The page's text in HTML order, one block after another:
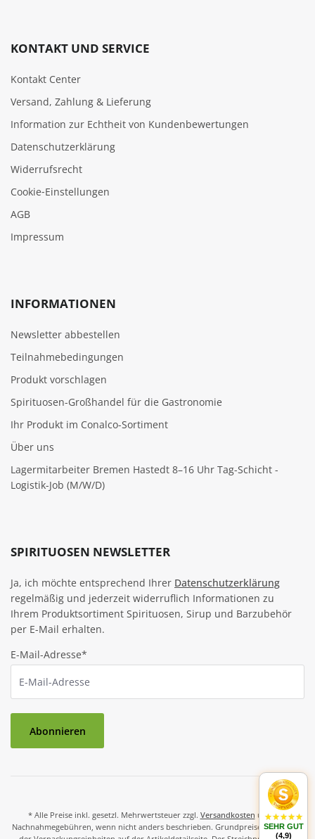
KONTAKT UND SERVICE
Kontakt Center
Versand, Zahlung & Lieferung
Information zur Echtheit von Kundenbewertungen
Datenschutzerklärung
Widerrufsrecht
Cookie‑Einstellungen
AGB
Impressum
INFORMATIONEN
Newsletter abbestellen
Teilnahmebedingungen
Produkt vorschlagen
Spirituosen-Großhandel für die Gastronomie
Ihr Produkt im Conalco-Sortiment
Über uns
Lagermitarbeiter Bremen Hastedt 8–16 Uhr Tag-Schicht -
Logistik-Job (M/W/D)
SPIRITUOSEN NEWSLETTER
Ja, ich möchte entsprechend Ihrer Datenschutzerklärung
regelmäßig und jederzeit widerruflich Informationen zu
Ihrem Produktsortiment Spirituosen, Sirup und Barzubehör
per E-Mail erhalten.
E-Mail-Adresse*
Abonnieren
* Alle Preise inkl. gesetzl. Mehrwertsteuer zzgl. Versandkosten und ggf.
Nachnahmegebühren, wenn nicht anders beschrieben. Grundpreise und Preise
SEHR GUT
(4,9)